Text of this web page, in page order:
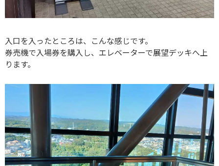
入口を入ったところは、こんな感じです。
券売機で入場券を購入し、エレベーターで展望デッキへ上
ります。